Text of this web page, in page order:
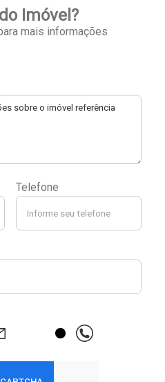
Imóvel?
mais informações
Telefone